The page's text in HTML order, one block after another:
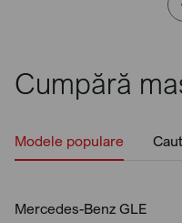
Cumpără
Modele populare
Mercedes-Benz GLE